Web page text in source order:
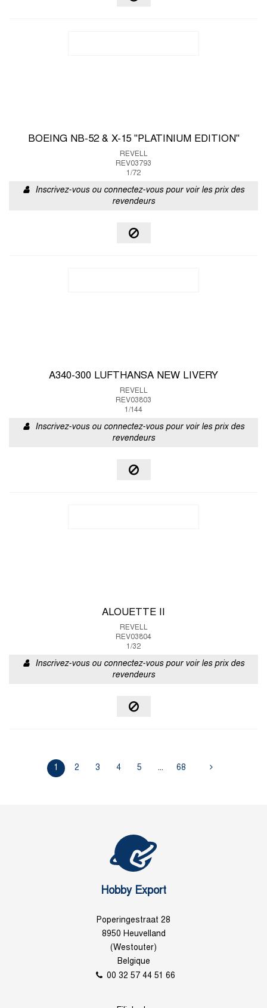
BOEING NB-52 & X-15 "PLATINIUM EDITION"
REVELL
REV03793
1/72
Inscrivez-vous ou connectez-vous pour voir les prix des
revendeurs
A340-300 LUFTHANSA NEW LIVERY
REVELL
REV03803
1/144
Inscrivez-vous ou connectez-vous pour voir les prix des
revendeurs
ALOUETTE II
REVELL
REV03804
1/32
Inscrivez-vous ou connectez-vous pour voir les prix des
revendeurs
1 2 3 4 5 ... 68
Hobby Export
Poperingestraat 28
8950 Heuvelland
(Westouter)
Belgique
00 32 57 44 51 66